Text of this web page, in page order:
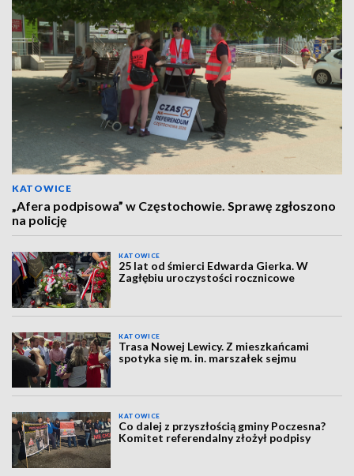
KATOWICE
„Afera podpisowa” w Częstochowie. Sprawę zgłoszono
na policję
KATOWICE
25 lat od śmierci Edwarda Gierka. W
Zagłębiu uroczystości rocznicowe
KATOWICE
Trasa Nowej Lewicy. Z mieszkańcami
spotyka się m. in. marszałek sejmu
KATOWICE
Co dalej z przyszłością gminy Poczesna?
Komitet referendalny złożył podpisy